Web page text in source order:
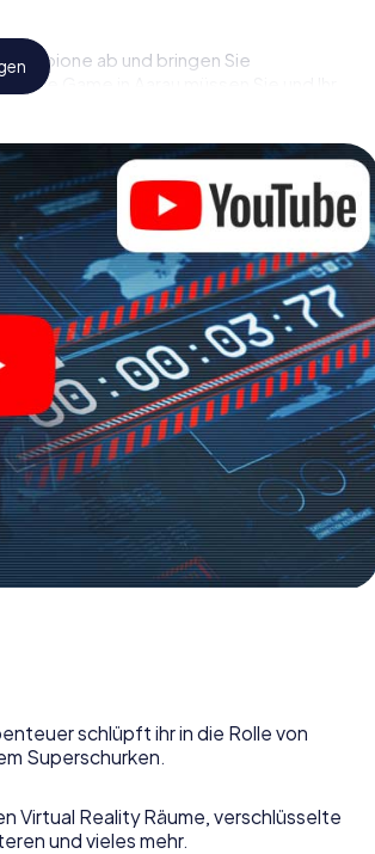
Spione ab und bringen Sie
Game in Aarau müssen Sie und Ihr
Ihrer ganz persönlichen Bildergalerie. Das
persönlichen Erlebnisspielplatz. Holen
und verwandeln Sie Aarau in
schlüpft ihr in die Rolle von
Superschurken.
Virtual Reality Räume, verschlüsselte
und vieles mehr.